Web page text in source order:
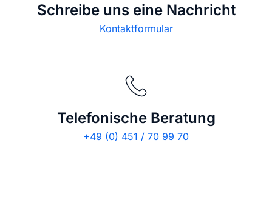
Schreibe uns eine Nachricht
Kontaktformular
Telefonische Beratung
+49 (0) 451 / 70 99 70